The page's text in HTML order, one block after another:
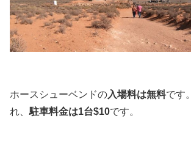
ホースシューベンドの入場料は無料です。
れ、 駐車料金は1台$10です。